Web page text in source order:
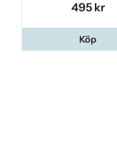
495 kr
Köp